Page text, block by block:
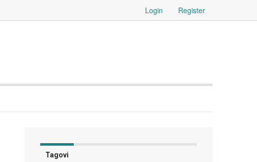
Login Register
Tagovi